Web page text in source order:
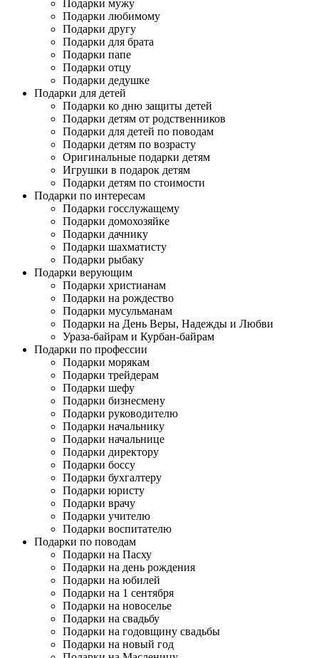
Подарки мужу
Подарки любимому
Подарки другу
Подарки для брата
Подарки папе
Подарки отцу
Подарки дедушке
Подарки для детей
Подарки ко дню защиты детей
Подарки детям от родственников
Подарки для детей по поводам
Подарки детям по возрасту
Оригинальные подарки детям
Игрушки в подарок детям
Подарки детям по стоимости
Подарки по интересам
Подарки госслужащему
Подарки домохозяйке
Подарки дачнику
Подарки шахматисту
Подарки рыбаку
Подарки верующим
Подарки христианам
Подарки на рождество
Подарки мусульманам
Подарки на День Веры, Надежды и Любви
Ураза-байрам и Курбан-байрам
Подарки по профессии
Подарки морякам
Подарки трейдерам
Подарки шефу
Подарки бизнесмену
Подарки руководителю
Подарки начальнику
Подарки начальнице
Подарки директору
Подарки боссу
Подарки бухгалтеру
Подарки юристу
Подарки врачу
Подарки учителю
Подарки воспитателю
Подарки по поводам
Подарки на Пасху
Подарки на день рождения
Подарки на юбилей
Подарки на 1 сентября
Подарки на новоселье
Подарки на свадьбу
Подарки на годовщину свадьбы
Подарки на новый год